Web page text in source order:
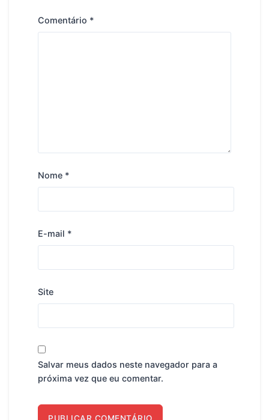
Comentário *
Nome *
E-mail *
Site
Salvar meus dados neste navegador para a
próxima vez que eu comentar.